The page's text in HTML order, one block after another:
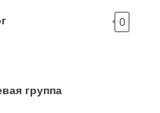
0
группа